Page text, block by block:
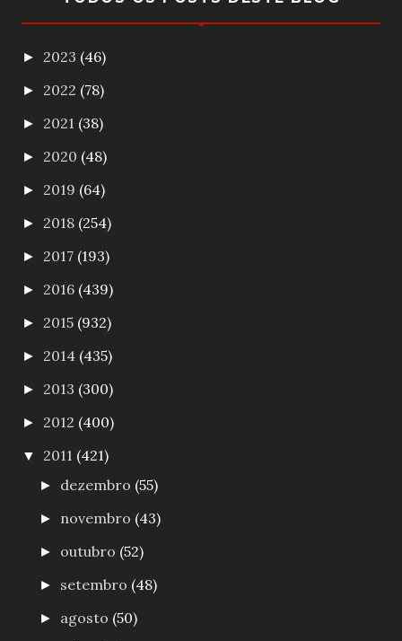
► 2023 (46)
► 2022 (78)
► 2021 (38)
► 2020 (48)
► 2019 (64)
► 2018 (254)
► 2017 (193)
► 2016 (439)
► 2015 (932)
► 2014 (435)
► 2013 (300)
► 2012 (400)
▼ 2011 (421)
► dezembro (55)
► novembro (43)
► outubro (52)
► setembro (48)
► agosto (50)